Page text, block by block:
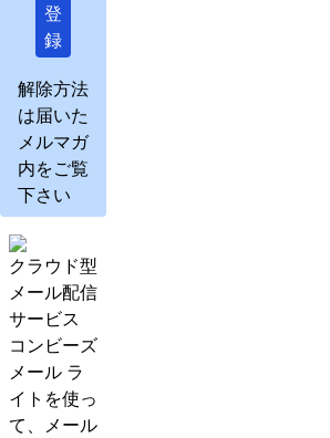
登
録
解除方法
は届いた
メルマガ
内をご覧
下さい
クラウド型
メール配信
サービス
コンビーズ
メール ラ
イトを使っ
て、メール